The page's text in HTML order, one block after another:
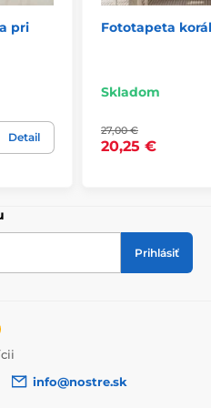
podľa rozmeru
miernemu orezaniu. Po
tapeta sa skladá z pásov
pri
Detail
Fototapeta
Skladom
27,00 €
20,25 €
Prihlásiť
info@nostre.sk